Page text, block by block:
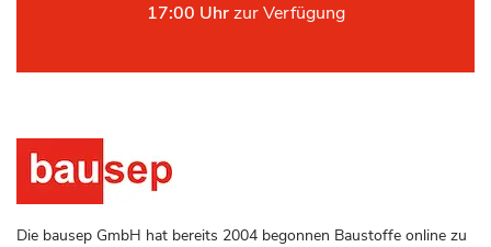
17:00 Uhrzur Verfügung
Die bausep GmbH hat bereits 2004 begonnen Baustoffe online zu